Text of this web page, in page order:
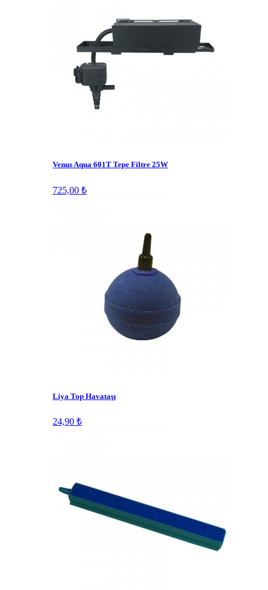
Venus Aqua 601T Tepe Filtre 25W
725,00 ₺
Liya Top Havataşı
24,90 ₺